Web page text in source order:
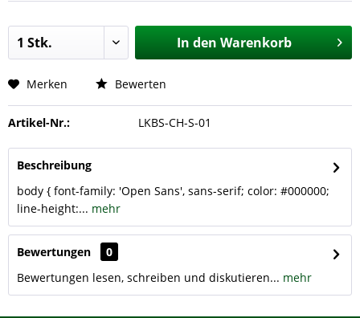
In den Warenkorb
Merken Bewerten
Artikel-Nr.: LKBS-CH-S-01
Beschreibung
body { font-family: 'Open Sans', sans-serif; color: #000000;
line-height:... mehr
Bewertungen
0
Bewertungen lesen, schreiben und diskutieren... mehr